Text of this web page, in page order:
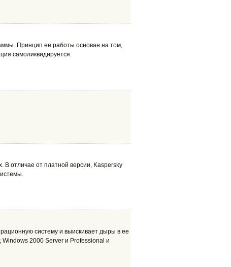
Принцип ее работы основан на том,
самоликвидируется.
В отличае от платной версии, Kaspersky
систему и выискивает дыры в ее
2000 Server и Professional и